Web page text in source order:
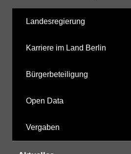
Landesregierung
Karriere im Land Berlin
Bürgerbeteiligung
Open Data
Vergaben